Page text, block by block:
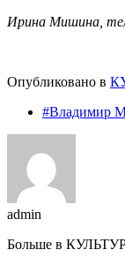
Ирина Мишина,
Опубликовано в
#Владимир
admin
Больше в